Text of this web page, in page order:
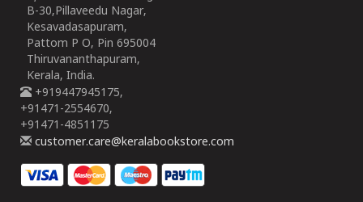
B-30,Pillaveedu Nagar,
Kesavadasapuram,
Pattom P O, Pin 695004
Thiruvananthapuram,
Kerala, India.
+919447945175,
+91471-2554670,
+91471-4851175
customer.care@keralabookstore.com